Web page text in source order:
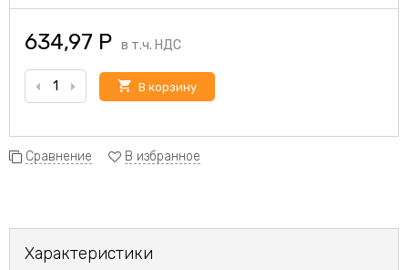
634,97 Р в т.ч. НДС
В корзину
Сравнение В избранное
Характеристики